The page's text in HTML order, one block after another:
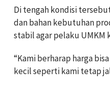
Di tengah kondisi
dan bahan kebutuhan
stabil agar pelaku UMKM
“Kami berharap harga
kecil seperti kami tetap